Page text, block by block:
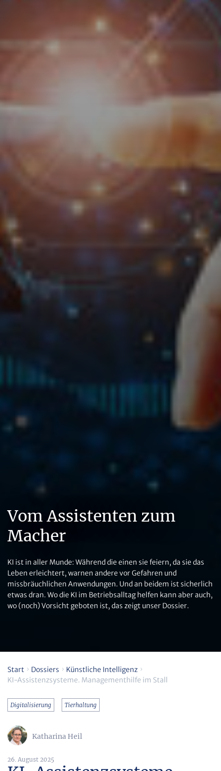
Vom Assistenten zum
Macher
KI ist in aller Munde: Während die einen sie feiern, da sie das
Leben erleichtert, warnen andere vor Gefahren und
missbräuchlichen Anwendungen. Und an beidem ist sicherlich
etwas dran. Wo die KI im Betriebsalltag helfen kann aber auch,
wo (noch) Vorsicht geboten ist, das zeigt unser Dossier.
Start Dossiers
Künstliche Intelligenz
KI-Assistenzsysteme. Managementhilfe im Stall
Digitalisierung Tierhaltung
Katharina Heil
26. August 2025